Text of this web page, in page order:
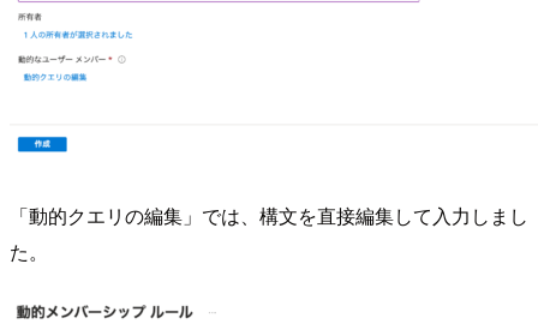
「動的クエリの編集」では、構文を直接編集して入力しまし
た。